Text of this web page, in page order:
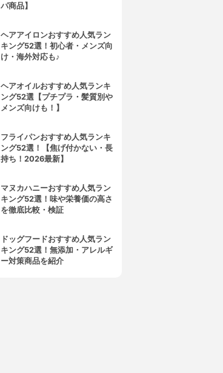
パ商品】
ヘアアイロンおすすめ人気ラン
キング52選！初心者・メンズ向
け・海外対応も♪
ヘアオイルおすすめ人気ランキ
ング52選【プチプラ・髪質別や
メンズ向けも！】
フライパンおすすめ人気ランキ
ング52選！【焦げ付かない・長
持ち！2026最新】
マヌカハニーおすすめ人気ラン
キング52選！味や栄養価の高さ
を徹底比較・検証
ドッグフードおすすめ人気ラン
キング52選！無添加・アレルギ
ー対策商品を紹介